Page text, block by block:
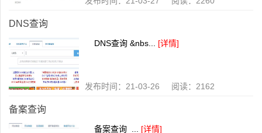
DNS查询
DNS查询 &nbs... [详情]
发布时间：21-03-26 阅读：2162
备案查询
备案查询 ... [详情]